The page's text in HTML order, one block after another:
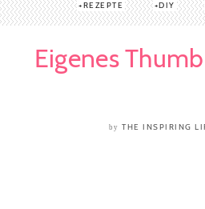
REZEPTE DIY
Eigenes
by THE INSPIRING